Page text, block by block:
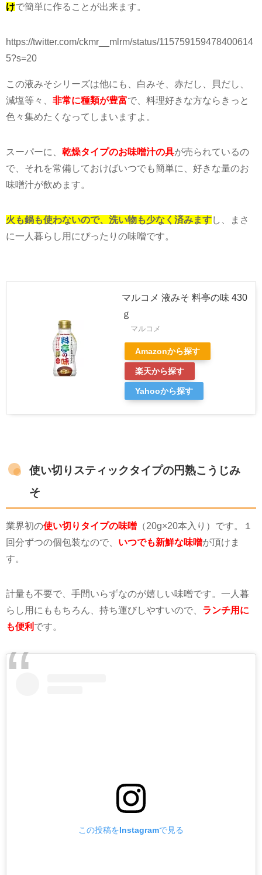
けで簡単に作ることが出来ます。
https://twitter.com/ckmr__mlrm/status/115759159478400614
5?s=20
この液みそシリーズは他にも、白みそ、赤だし、貝だし、
減塩等々、 非常に種類が豊富で、料理好きな方ならきっと
色々集めたくなってしまいますよ。
スーパーに、 乾燥タイプのお味噌汁の具が売られているの
で、それを常備しておけばいつでも簡単に、好きな量のお
味噌汁が飲めます。
火も鍋も使わないので、洗い物も少なく済みますし、まさ
に一人暮らし用にぴったりの味噌です。
マルコメ 液みそ 料亭の味 430
ｇ
マルコメ
Amazonから探す
楽天から探す
Yahooから探す
使い切りスティックタイプの円熟こうじみ
そ
業界初の使い切りタイプの味噌 （20g×20本入り）です。１
回分ずつの個包装なので、 いつでも新鮮な味噌が頂けま
す。
計量も不要で、手間いらずなのが嬉しい味噌です。一人暮
らし用にももちろん、持ち運びしやすいので、 ランチ用に
も便利 です。
この投稿をInstagramで見る